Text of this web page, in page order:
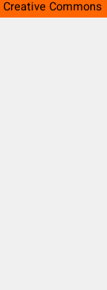
Creative Commons